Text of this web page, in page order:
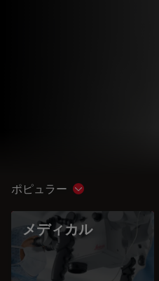
ポピュラー Show subnavigation
メディカル